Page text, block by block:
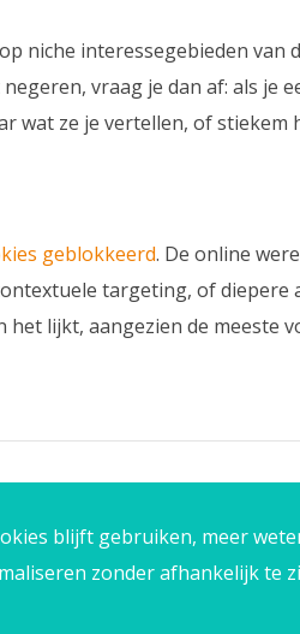
niche interessegebieden
vraag je dan af: als je
wat ze je vertellen, of
geblokkeerd. De online
targeting, of
het lijkt, aangezien de
blijft gebruiken, meer
zonder afhankelijk te